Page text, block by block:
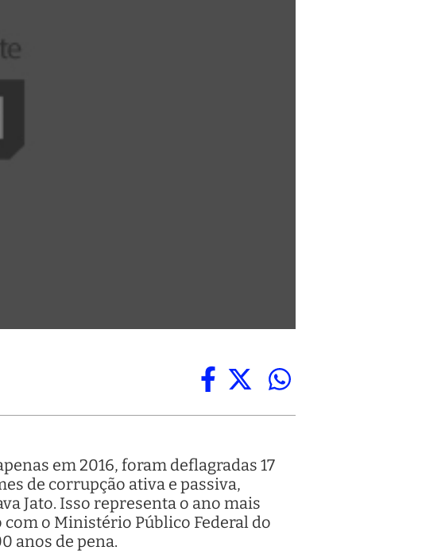
em 2016, foram deflagradas 17
de corrupção ativa e passiva,
Jato. Isso representa o ano mais
o Ministério Público Federal do
anos de pena.